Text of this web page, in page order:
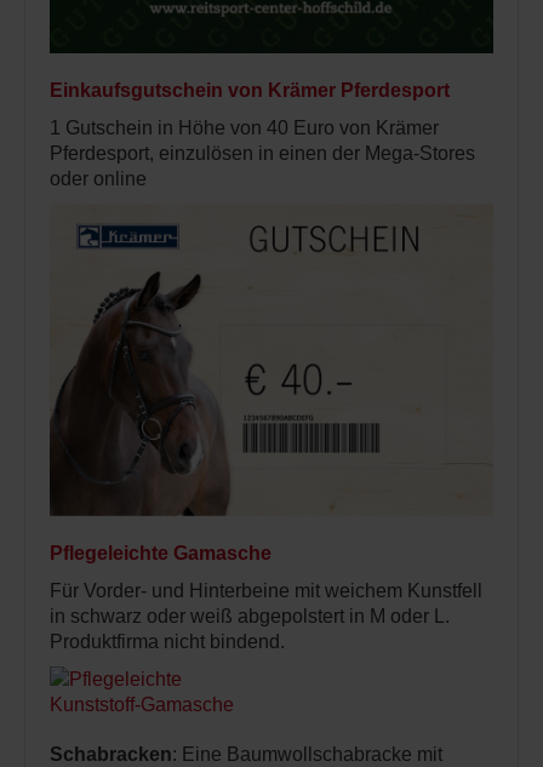
Einkaufsgutschein von Krämer Pferdesport
1 Gutschein in Höhe von 40 Euro von Krämer
Pferdesport, einzulösen in einen der Mega-Stores
oder online
Pflegeleichte Gamasche
Für Vorder- und Hinterbeine mit weichem Kunstfell
in schwarz oder weiß abgepolstert in M oder L.
Produktfirma nicht bindend.
Schabracken: Eine Baumwollschabracke mit